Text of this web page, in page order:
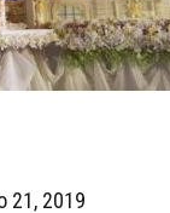
21, 2019